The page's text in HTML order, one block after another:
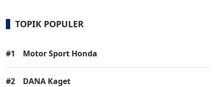
TOPIK POPULER
#1 Motor Sport Honda
#2 DANA Kaget